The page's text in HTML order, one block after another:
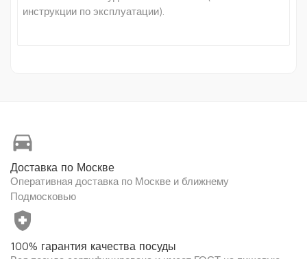
инструкции по эксплуатации).
directions_car
Доставка по Москве
Оперативная доставка по Москве и ближнему
Подмосковью
health_and_safety
100% гарантия качества посуды